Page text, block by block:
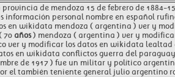
de mendoza 15 de febrero de 1884-
información personal nombre en español
en wikidata mendoza ( argentina ) ver y
70 años) mendoza ( argentina ) ver y
ver y modificar los datos en wikidata
en wikidata conflictos guerra del
de 1917 ) fue un militar y político
el también teniente general julio argentino